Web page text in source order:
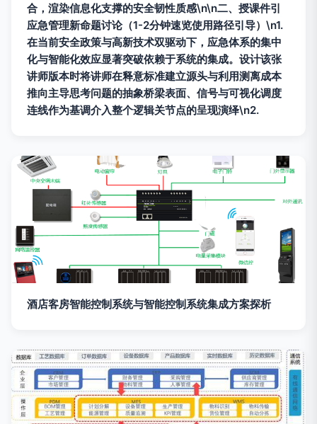
合，渲染信息化支撑的安全韧性质感\n\n二、授课件引
应急管理新命题讨论（1-2分钟速览使用路径引导）\n1.
在当前安全政策与高新技术双驱动下，应急体系的集中
化与智能化效应显著突破依赖于系统的集成。设计该张
讲师版本时将讲师在释意标准建立源头与利用测离成本
推向主导思考问题的抽象桥梁表面、信号与可视化调度
连线作为基调介入整个逻辑关节点的呈现演绎\n2.
酒店客房智能控制系统与智能控制系统集成方案探析